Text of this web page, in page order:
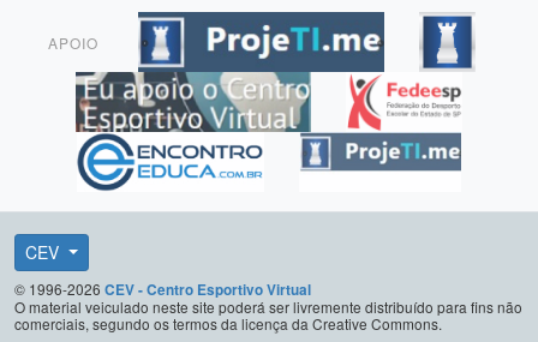
APOIO
CEV
© 1996-2026 CEV - Centro Esportivo Virtual
O material veiculado neste site poderá ser livremente distribuído para fins não
comerciais, segundo os termos da licença da Creative Commons.